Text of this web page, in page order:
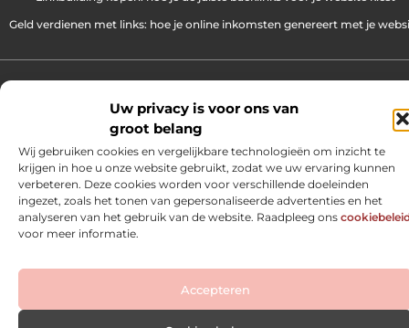
Uw privacy is voor ons van
groot belang
Wij gebruiken cookies en vergelijkbare technologieën om inzicht te
krijgen in hoe u onze website gebruikt, zodat we uw ervaring kunnen
verbeteren. Deze cookies worden voor verschillende doeleinden
ingezet, zoals het tonen van gepersonaliseerde advertenties en het
analyseren van het gebruik van de website. Raadpleeg ons
voor meer informatie.
Accepteren
Geld verdienen met links: hoe je online inkomsten genereert met je